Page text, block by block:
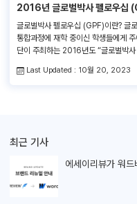
2016년 글로벌박사 펠로우
글로벌박사 펠로우십 (GPF)이란? 글
통합과정에 재학 중이신 학생들에게
단이 주최하는 2016년도 “글로벌박
(연, 1000만원 이내) + 연 2,000만원
Last Updated : 10월 20, 2023
최근 기사
에세이리뷰가 워드